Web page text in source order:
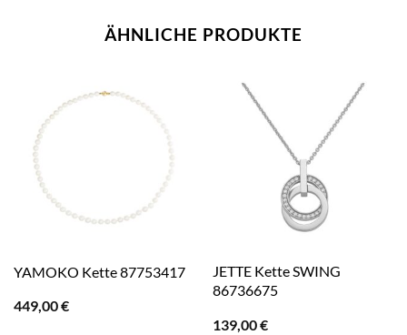
ÄHNLICHE PRODUKTE
YAMOKO Kette 87753417
449,00€
JETTE Kette SWING
86736675
139,00€